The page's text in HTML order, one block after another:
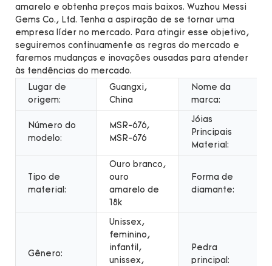
amarelo e obtenha preços mais baixos. Wuzhou Messi
Gems Co., Ltd. Tenha a aspiração de se tornar uma
empresa líder no mercado. Para atingir esse objetivo,
seguiremos continuamente as regras do mercado e
faremos mudanças e inovações ousadas para atender
às tendências do mercado.
Lugar de
origem:
Guangxi,
China
Nome da
marca:
Número do
modelo:
MSR-676,
MSR-676
Jóias
Principais
Material:
Tipo de
material:
Ouro branco,
ouro
amarelo de
18k
Forma de
diamante:
Gênero:
Unissex,
feminino,
infantil,
unissex,
Pedra
principal: